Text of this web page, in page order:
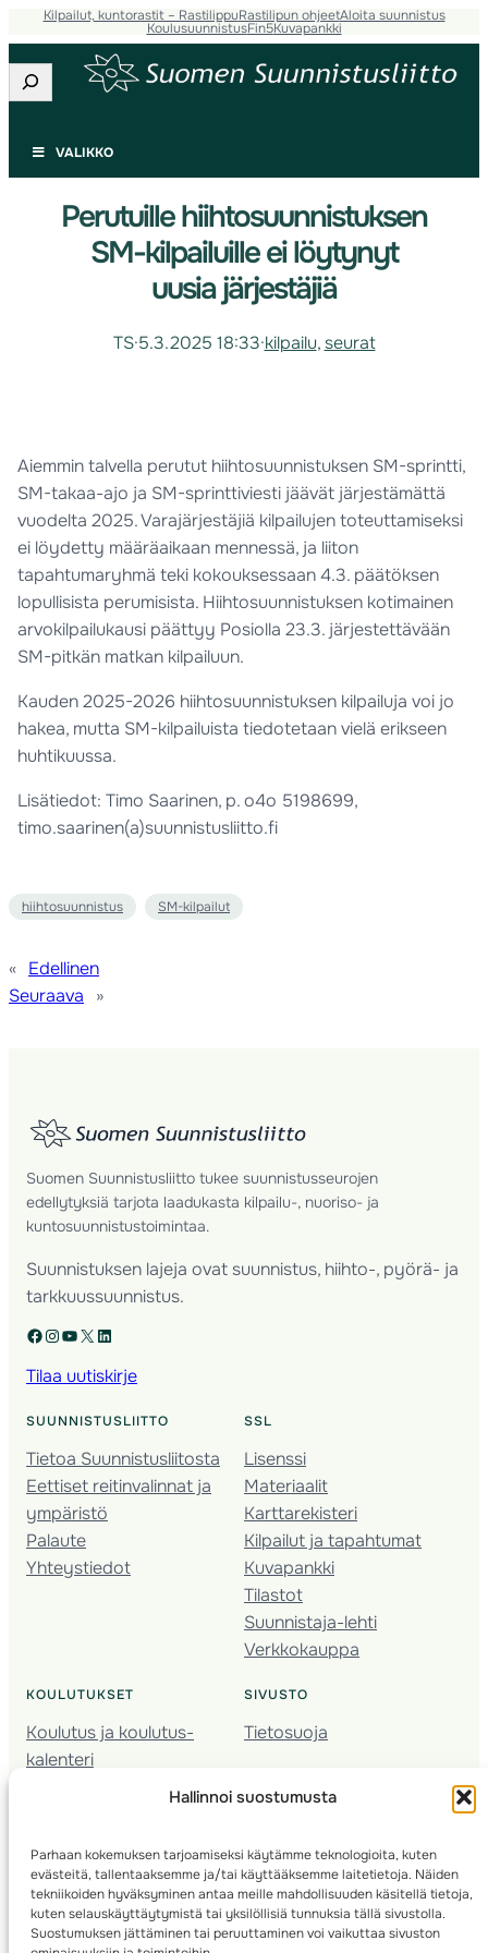
Hallinnoi suostumusta
Parhaan kokemuksen tarjoamiseksi käytämme teknologioita, kuten
evästeitä, tallentaaksemme ja/tai käyttääksemme laitetietoja. Näiden
tekniikoiden hyväksyminen antaa meille mahdollisuuden käsitellä tietoja,
kuten selauskäyttäytymistä tai yksilöllisiä tunnuksia tällä sivustolla.
Suostumuksen jättäminen tai peruuttaminen voi vaikuttaa sivuston
Kilpailut, kuntorastit – RastilippuRastilipun ohjeetAloita suunnistus
KoulusuunnistusFin5Kuvapankki
Etsi
VALIKKO
Perutuille hiihtosuunnistuksen
SM-kilpailuille ei löytynyt
uusia järjestäjiä
TS·5.3.2025 18:33·kilpailu, seurat
Aiemmin talvella perutut hiihtosuunnistuksen SM-sprintti,
SM-takaa-ajo ja SM-sprinttiviesti jäävät järjestämättä
vuodelta 2025. Varajärjestäjiä kilpailujen toteuttamiseksi
ei löydetty määräaikaan mennessä, ja liiton
tapahtumaryhmä teki kokouksessaan 4.3. päätöksen
lopullisista perumisista. Hiihtosuunnistuksen kotimainen
arvokilpailukausi päättyy Posiolla 23.3. järjestettävään
SM-pitkän matkan kilpailuun.
Kauden 2025-2026 hiihtosuunnistuksen kilpailuja voi jo
hakea, mutta SM-kilpailuista tiedotetaan vielä erikseen
huhtikuussa.
Lisätiedot: Timo Saarinen, p. o4o 5198699,
timo.saarinen(a)suunnistusliitto.fi
hiihtosuunnistus SM-kilpailut
« Edellinen
Seuraava
»
Suomen Suunnistusliitto tukee suunnistusseurojen
edellytyksiä tarjota laadukasta kilpailu-, nuoriso- ja
kuntosuunnistustoimintaa.
Suunnistuksen lajeja ovat suunnistus, hiihto-, pyörä- ja
tarkkuussuunnistus.
Facebook Instagram YouTube X LinkedIn
Tilaa uutiskirje
SUUNNISTUSLIITTO
Tietoa Suunnistusliitosta
Eettiset reitinvalinnat ja
ympäristö
Palaute
Yhteystiedot
SSL
Lisenssi
Materiaalit
Karttarekisteri
Kilpailut ja tapahtumat
Kuvapankki
Tilastot
Suunnistaja-lehti
Verkkokauppa
KOULUTUKSET
Koulutus ja koulutus­
kalenteri
Nuorison koulutukset
Kartoitus
Ratamestari
SIVUSTO
Tietosuoja
Suomen Suunnistusliitto